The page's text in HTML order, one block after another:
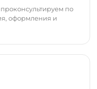
по
оформления и